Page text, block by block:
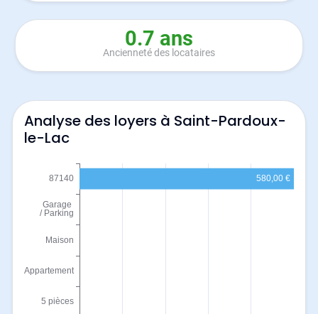
0.7 ans
Ancienneté des locataires
Analyse des loyers à Saint-Pardoux-
le-Lac